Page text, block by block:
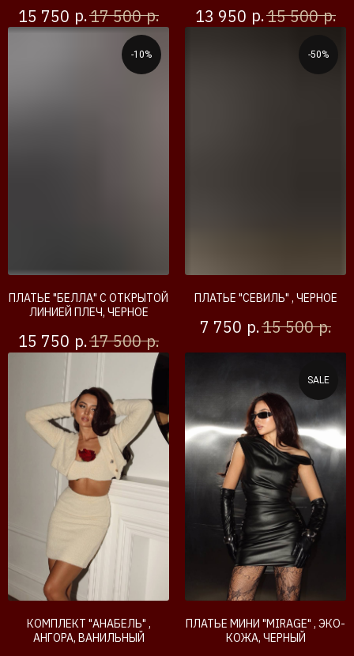
15 750 р.17 500 р. 13 950 р.15 500 р.
-10%
ПЛАТЬЕ "БЕЛЛА" С ОТКРЫТОЙ
ЛИНИЕЙ ПЛЕЧ, ЧЕРНОЕ
15 750 р.17 500 р.
-50%
ПЛАТЬЕ "СЕВИЛЬ" , ЧЕРНОЕ
7 750 р.15 500 р.
КОМПЛЕКТ "АНАБЕЛЬ" ,
АНГОРА, ВАНИЛЬНЫЙ
SALE
ПЛАТЬЕ МИНИ "MIRAGE" , ЭКО-
КОЖА, ЧЕРНЫЙ